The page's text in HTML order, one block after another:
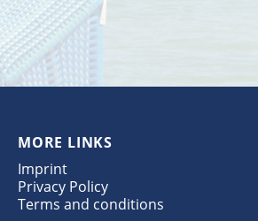
MORE LINKS
Imprint
Privacy Policy
Terms and conditions